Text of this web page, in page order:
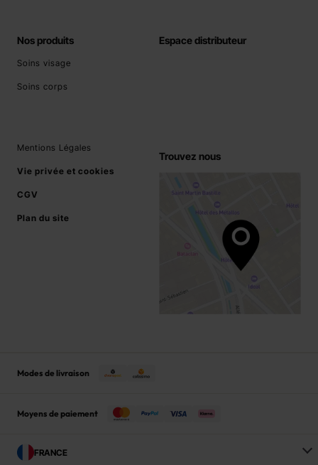
Nos produits
Soins visage
Soins corps
Espace distributeur
Mentions Légales
Vie privée et cookies
CGV
Plan du site
Trouvez nous
Modes de livraison
Moyens de paiement
FRANCE